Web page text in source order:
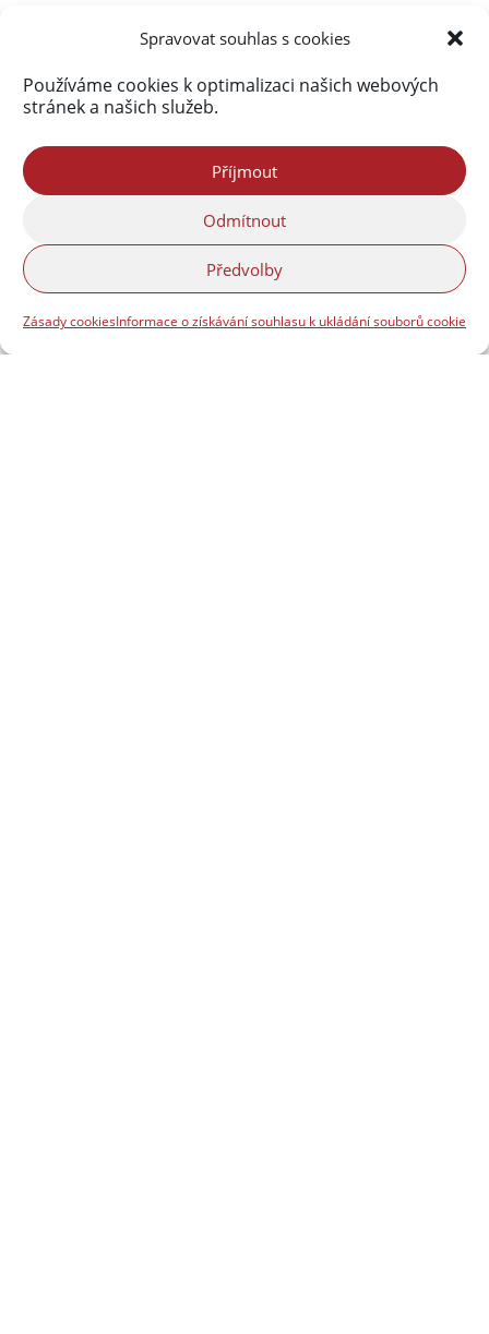
Spravovat souhlas s cookies
Používáme cookies k optimalizaci našich webových
stránek a našich služeb.
Příjmout
Odmítnout
Předvolby
Zásady cookiesInformace o získávání souhlasu k ukládání souborů cookie
Akismet
289 836 spamů